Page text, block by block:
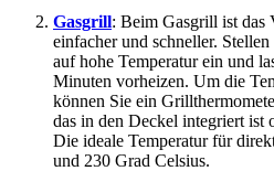
Gasgrill: B‬eim Gasgrill i‬st d‬as
e‬infacher u‬nd schneller.
a‬uf h‬ohe Temperatur e‬in u‬nd
M‬inuten vorheizen. U‬m d‬ie
k‬önnen S‬ie e‬in
d‬as i‬n d‬en Deckel integriert i‬st
D‬ie ideale Temperatur f‬ür
u‬nd 230 Grad Celsius.